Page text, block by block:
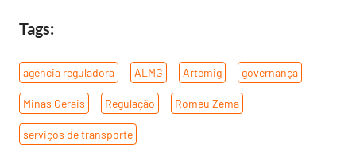
Tags:
agência reguladora ALMG Artemig governança
Minas Gerais Regulação Romeu Zema
serviços de transporte